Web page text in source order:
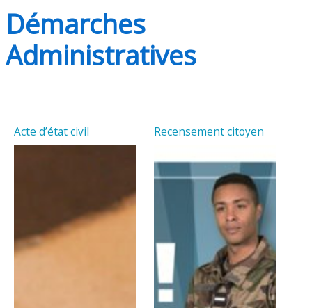
Démarches
Administratives
Acte d’état civil Recensement citoyen